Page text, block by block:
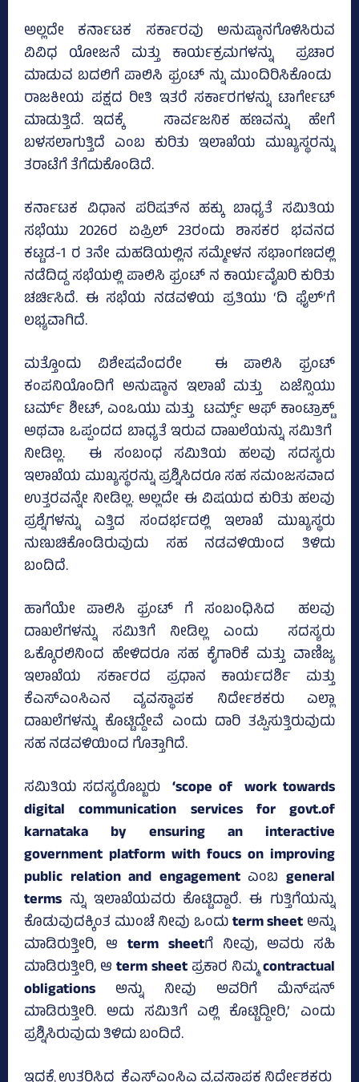
ಅಲ್ಲದೇ ಕರ್ನಾಟಕ ಸರ್ಕಾರವು ಅನುಷ್ಠಾನಗೊಳಿಸಿರುವ
ವಿವಿಧ ಯೋಜನೆ ಮತ್ತು ಕಾರ್ಯಕ್ರಮಗಳನ್ನು ಪ್ರಚಾರ
ಮಾಡುವ ಬದಲಿಗೆ ಪಾಲಿಸಿ ಫ್ರಂಟ್‌ ನ್ನು ಮುಂದಿರಿಸಿಕೊಂಡು
ರಾಜಕೀಯ ಪಕ್ಷದ ರೀತಿ ಇತರೆ ಸರ್ಕಾರಗಳನ್ನು ಟಾರ್ಗೇಟ್‌
ಮಾಡುತ್ತಿದೆ. ಇದಕ್ಕೆ ಸಾರ್ವಜನಿಕ ಹಣವನ್ನು ಹೇಗೆ
ಬಳಸಲಾಗುತ್ತಿದೆ ಎಂಬ ಕುರಿತು ಇಲಾಖೆಯ ಮುಖ್ಯಸ್ಥರನ್ನು
ತರಾಟೆಗೆ ತೆಗೆದುಕೊಂಡಿದೆ.
ಕರ್ನಾಟಕ ವಿಧಾನ ಪರಿಷತ್‌ನ ಹಕ್ಕು ಬಾಧ್ಯತೆ ಸಮಿತಿಯ
ಸಭೆಯು 2026ರ ಏಪ್ರಿಲ್‌ 23ರಂದು ಶಾಸಕರ ಭವನದ
ಕಟ್ಟಡ-1 ರ 3ನೇ ಮಹಡಿಯಲ್ಲಿನ ಸಮ್ಮೇಳನ ಸಭಾಂಗಣದಲ್ಲಿ
ನಡೆದಿದ್ದ ಸಭೆಯಲ್ಲಿ ಪಾಲಿಸಿ ಫ್ರಂಟ್‌ ನ ಕಾರ್ಯವೈಖರಿ ಕುರಿತು
ಚರ್ಚಿಸಿದೆ. ಈ ಸಭೆಯ ನಡವಳಿಯ ಪ್ರತಿಯು ‘ದಿ ಫೈಲ್‌’ಗೆ
ಲಭ್ಯವಾಗಿದೆ.
ಮತ್ತೊಂದು ವಿಶೇಷವೆಂದರೇ ಈ ಪಾಲಿಸಿ ಫ್ರಂಟ್‌
ಕಂಪನಿಯೊಂದಿಗೆ ಅನುಷ್ಠಾನ ಇಲಾಖೆ ಮತ್ತು ಏಜೆನ್ಸಿಯು
ಟರ್ಮ್ ಶೀಟ್‌, ಎಂಒಯು ಮತ್ತು ಟರ್ಮ್ಸ್‌ ಆಫ್‌ ಕಾಂಟ್ರಾಕ್ಟ್‌
ಅಥವಾ ಒಪ್ಪಂದದ ಬಾಧ್ಯತೆ ಇರುವ ದಾಖಲೆಯನ್ನು ಸಮಿತಿಗೆ
ನೀಡಿಲ್ಲ. ಈ ಸಂಬಂಧ ಸಮಿತಿಯ ಹಲವು ಸದಸ್ಯರು
ಇಲಾಖೆಯ ಮುಖ್ಯಸ್ಥರನ್ನು ಪ್ರಶ್ನಿಸಿದರೂ ಸಹ ಸಮಂಜಸವಾದ
ಉತ್ತರವನ್ನೇ ನೀಡಿಲ್ಲ. ಅಲ್ಲದೇ ಈ ವಿಷಯದ ಕುರಿತು ಹಲವು
ಪ್ರಶ್ನೆಗಳನ್ನು ಎತ್ತಿದ ಸಂದರ್ಭದಲ್ಲಿ ಇಲಾಖೆ ಮುಖ್ಯಸ್ಥರು
ನುಣುಚಿಕೊಂಡಿರುವುದು ಸಹ ನಡವಳಿಯಿಂದ ತಿಳಿದು
ಬಂದಿದೆ.
ಹಾಗೆಯೇ ಪಾಲಿಸಿ ಫ್ರಂಟ್‌ ಗೆ ಸಂಬಂಧಿಸಿದ ಹಲವು
ದಾಖಲೆಗಳನ್ನು ಸಮಿತಿಗೆ ನೀಡಿಲ್ಲ ಎಂದು ಸದಸ್ಯರು
ಒಕ್ಕೊರಲಿನಿಂದ ಹೇಳಿದರೂ ಸಹ ಕೈಗಾರಿಕೆ ಮತ್ತು ವಾಣಿಜ್ಯ
ಇಲಾಖೆಯ ಸರ್ಕಾರದ ಪ್ರಧಾನ ಕಾರ್ಯದರ್ಶಿ ಮತ್ತು
ಕೆಎಸ್‌ಎಂಸಿಎನ ವ್ಯವಸ್ಥಾಪಕ ನಿರ್ದೇಶಕರು ಎಲ್ಲಾ
ದಾಖಲೆಗಳನ್ನು ಕೊಟ್ಟಿದ್ದೇವೆ ಎಂದು ದಾರಿ ತಪ್ಪಿಸುತ್ತಿರುವುದು
ಸಹ ನಡವಳಿಯಿಂದ ಗೊತ್ತಾಗಿದೆ.
ಸಮಿತಿಯ ಸದಸ್ಯರೊಬ್ಬರು‘scope of work towards
digital communication services for govt.of
karnataka by ensuring an interactive
government platform with foucs on improving
public relation and engagementಎಂಬgeneral
terms ನ್ನು ಇಲಾಖೆಯವರು ಕೊಟ್ಟಿದ್ದಾರೆ. ಈ ಗುತ್ತಿಗೆಯನ್ನು
ಕೊಡುವುದಕ್ಕಿಂತ ಮುಂಚೆ ನೀವು ಒಂದುterm sheet ಅನ್ನು
ಮಾಡಿರುತ್ತೀರಿ, ಆ term sheetಗೆ ನೀವು, ಅವರು ಸಹಿ
ಮಾಡಿರುತ್ತೀರಿ, ಆ term sheet ಪ್ರಕಾರ ನಿಮ್ಮcontractual
obligations ಅನ್ನು ನೀವು ಅವರಿಗೆ ಮೆನ್‌ಷನ್‌
ಮಾಡಿರುತ್ತೀರಿ. ಅದು ಸಮಿತಿಗೆ ಎಲ್ಲಿ ಕೊಟ್ಟಿದ್ದೀರಿ,’ ಎಂದು
ಪ್ರಶ್ನಿಸಿರುವುದು ತಿಳಿದು ಬಂದಿದೆ.